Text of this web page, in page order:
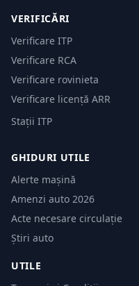
VERIFICĂRI
Verificare ITP
Verificare RCA
Verificare rovinieta
Verificare licență ARR
Stații ITP
GHIDURI UTILE
Alerte mașină
Amenzi auto 2026
Acte necesare circulație
Știri auto
UTILE